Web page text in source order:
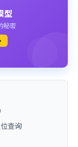
型
秘密
查询